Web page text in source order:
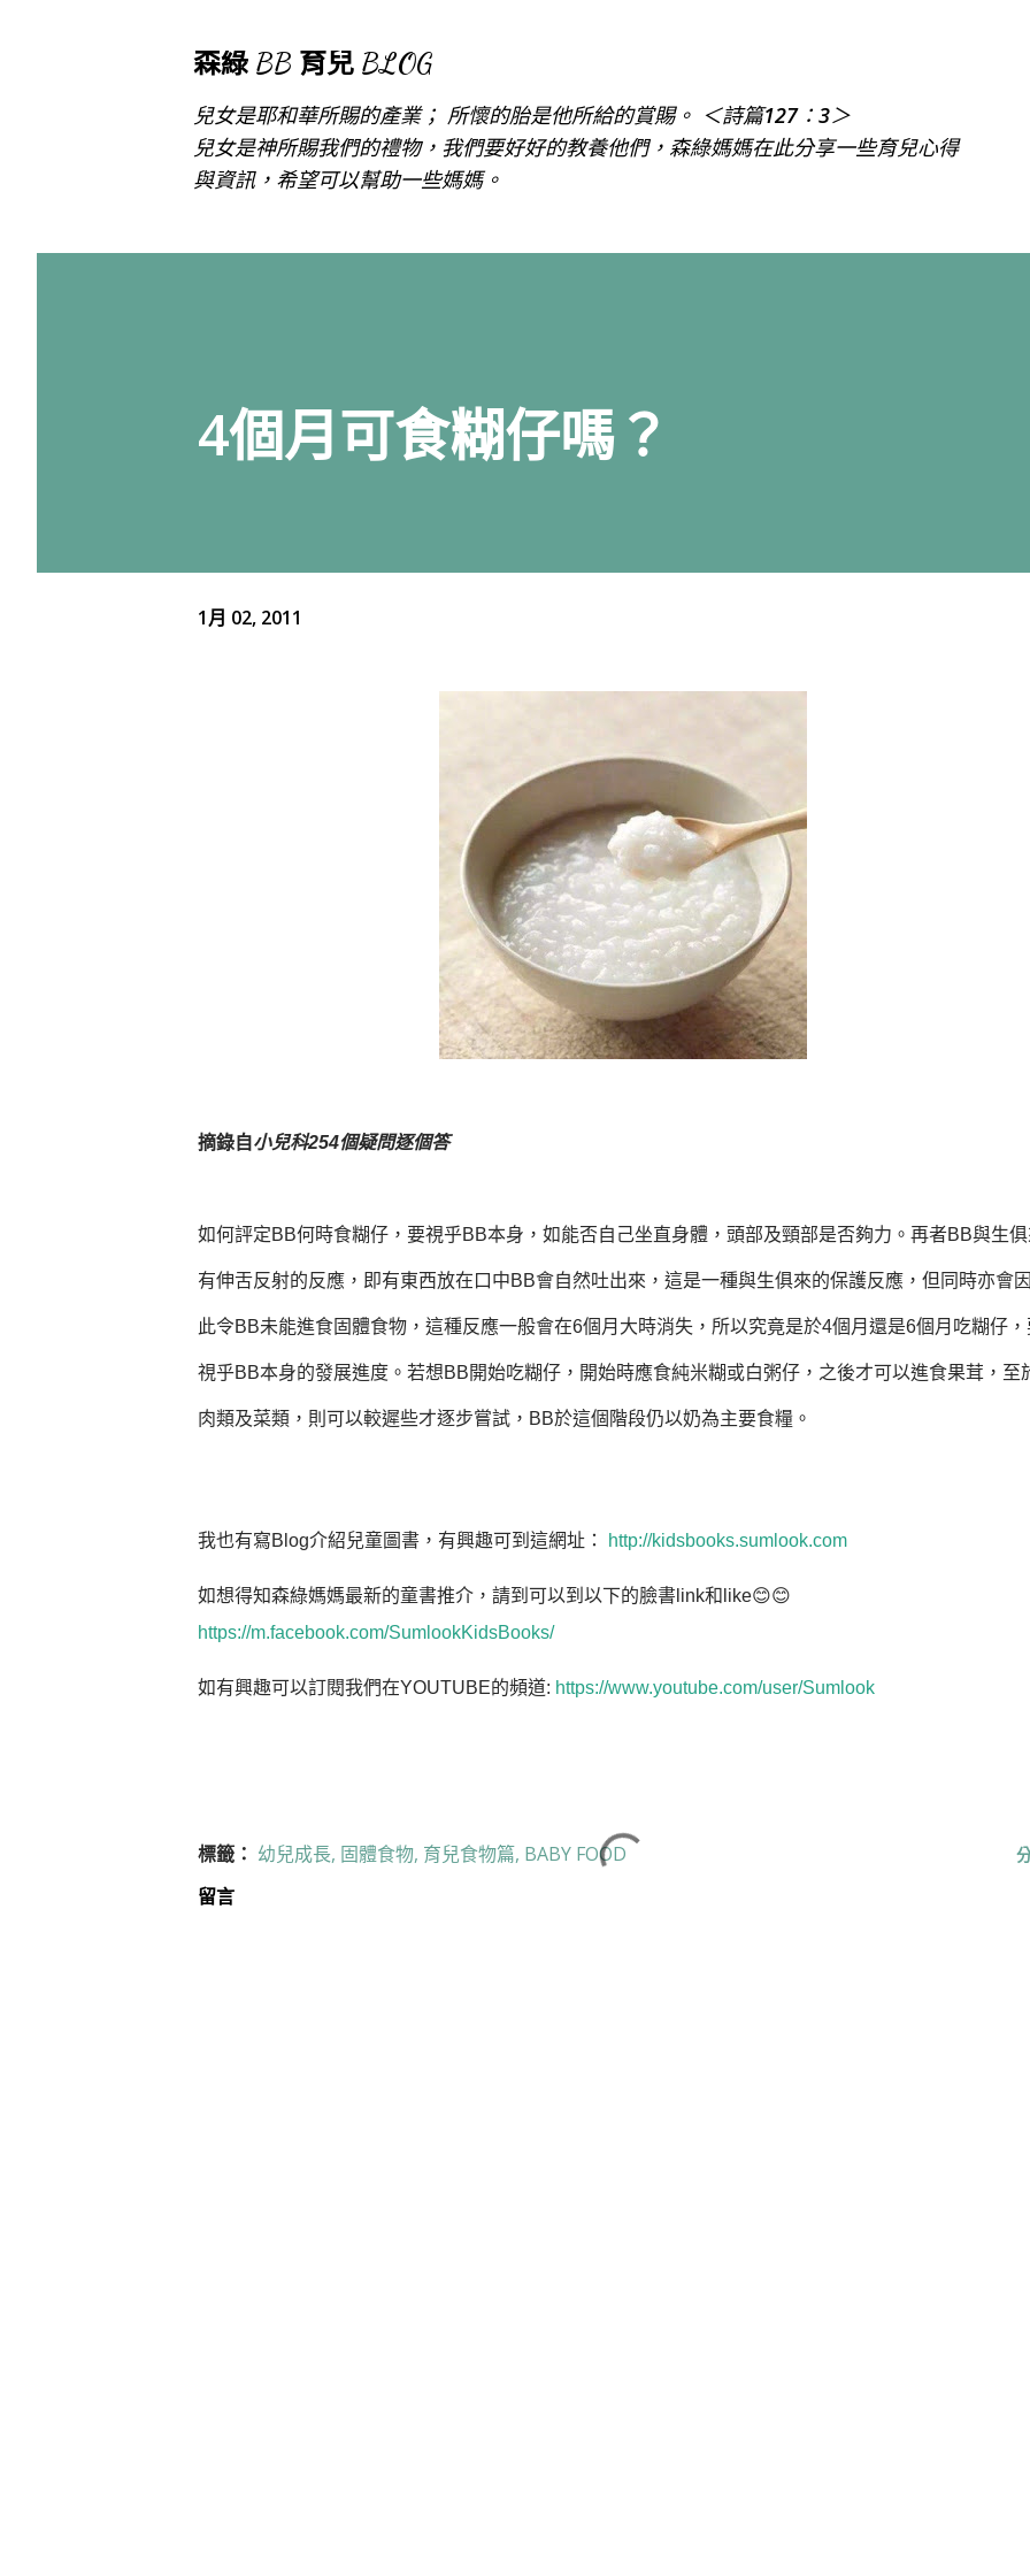
森綠 BB 育兒 BLOG
兒女是耶和華所賜的產業； 所懷的胎是他所給的賞賜。 ＜詩篇127：3＞
兒女是神所賜我們的禮物，我們要好好的教養他們，森綠媽媽在此分享一些育兒心得
與資訊，希望可以幫助一些媽媽。
4個月可食糊仔嗎？
1月 02, 2011
摘錄自小兒科254個疑問逐個答
如何評定BB何時食糊仔，要視乎BB本身，如能否自己坐直身體，頭部及頸部是否夠力。再者BB與生
有伸舌反射的反應，即有東西放在口中BB會自然吐出來，這是一種與生俱來的保護反應，但同時亦會
此令BB未能進食固體食物，這種反應一般會在6個月大時消失，所以究竟是於4個月還是6個月吃糊仔，
視乎BB本身的發展進度。若想BB開始吃糊仔，開始時應食純米糊或白粥仔，之後才可以進食果茸，至
肉類及菜類，則可以較遲些才逐步嘗試，BB於這個階段仍以奶為主要食糧。
我也有寫Blog介紹兒童圖書，有興趣可到這網址： http://kidsbooks.sumlook.com
如想得知森綠媽媽最新的童書推介，請到可以到以下的臉書link和like😊😊
https://m.facebook.com/SumlookKidsBooks/
如有興趣可以訂閱我們在YOUTUBE的頻道: https://www.youtube.com/user/Sumlook
標籤： 幼兒成長 固體食物 育兒食物篇 BABY FOOD
留言